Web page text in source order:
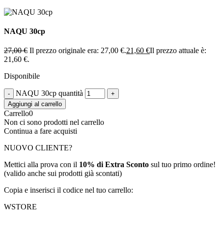
NAQU 30cp
27,00€ Il prezzo originale era: 27,00 €.21,60 €Il prezzo attuale è:
21,60 €.
Disponibile
NAQU 30cp quantità
Aggiungi al carrello
Carrello0
Non ci sono prodotti nel carrello
Continua a fare acquisti
NUOVO CLIENTE?
Mettici alla prova con il 10% di Extra Sconto sul tuo primo ordine!
(valido anche sui prodotti già scontati)
Copia e inserisci il codice nel tuo carrello:
WSTORE